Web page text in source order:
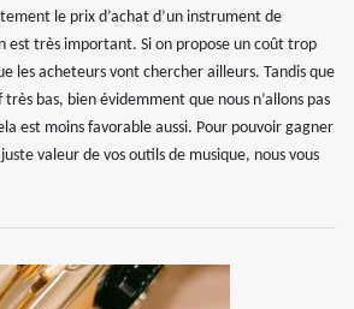
le prix d’achat d’un instrument de
est très important. Si on propose un coût trop
les acheteurs vont chercher ailleurs. Tandis que
bas, bien évidemment que nous n’allons pas
est moins favorable aussi. Pour pouvoir gagner
valeur de vos outils de musique, nous vous